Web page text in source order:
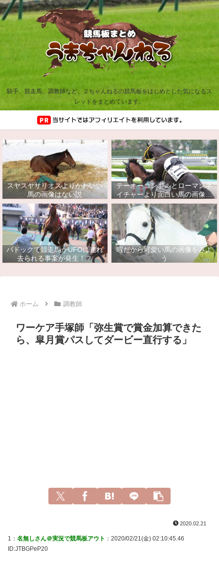
騎手、競走馬、調教師など、２ちゃんねるの競馬板をはじめとした気になるス
レッドをまとめています。
スヤスヤサリオスよりかわいい
馬の画像はない説
テーオーコンドルとローマンネ
イチャーより面白い馬の画像っ
てあるの？
パドックで競走馬がUFOに連れ
去られる事案が発生！？
暇だから可愛い馬の画像をみよ
う
ホーム 調教師
ワーケア手塚師「弥生賞で賞金加算できた
ら、皐月賞パスしてダービー直行する」
2020.02.21
1： 名無しさん＠実況で競馬板アウト ：2020/02/21(金) 02:10:45.46
ID:JTBGPeP20